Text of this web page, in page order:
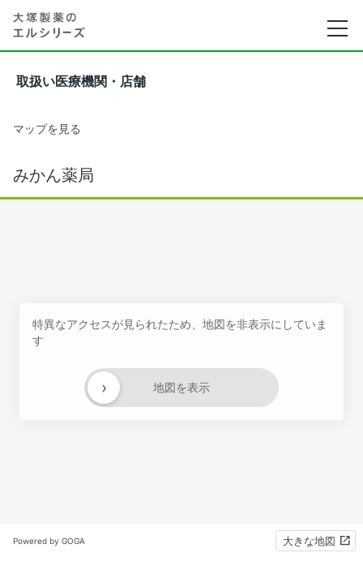
取扱い医療機関・店舗
マップを見る
みかん薬局
特異なアクセスが見られたため、地図を非表示にしていま
す
地図を表示
›
Powered by GOGA 大きな地図